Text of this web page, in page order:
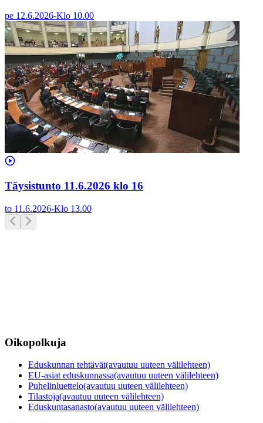
pe 12.6.2026-Klo 10.00
Täysistunto 11.6.2026 klo 16
to 11.6.2026-Klo 13.00
Oikopolkuja
Eduskunnan tehtävät(avautuu uuteen välilehteen)
EU-asiat eduskunnassa(avautuu uuteen välilehteen)
Puhelinluettelo(avautuu uuteen välilehteen)
Tilastoja(avautuu uuteen välilehteen)
Eduskuntasanasto(avautuu uuteen välilehteen)